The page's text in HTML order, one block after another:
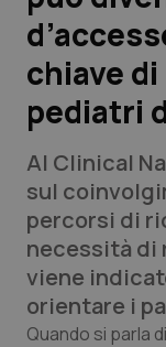
Studi e Analisi
Lettere al
QS Pro
Professionisti
Abruzzo
QS Pro
chiave
pediatri
Al Clinical
sul
percorsi di
necessità
viene
orientare i
Quando si parla